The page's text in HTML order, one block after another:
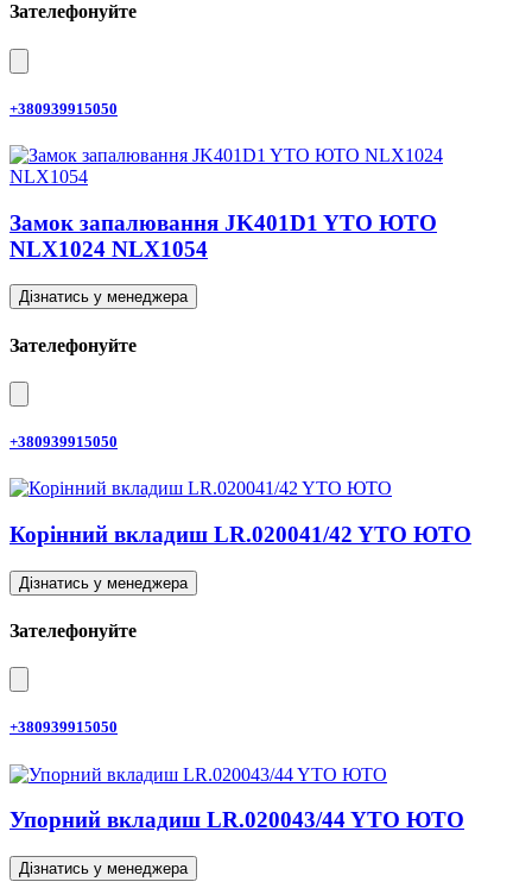
Зателефонуйте
+380939915050
Замок запалювання JK401D1 YTO ЮТО
NLX1024 NLX1054
Дізнатись у менеджера
Зателефонуйте
+380939915050
Корінний вкладиш LR.020041/42 YTO ЮТО
Дізнатись у менеджера
Зателефонуйте
+380939915050
Упорний вкладиш LR.020043/44 YTO ЮТО
Дізнатись у менеджера